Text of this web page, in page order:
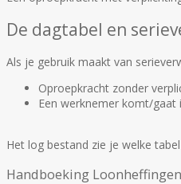
De dagtabel en
Als je gebruik maakt van
Oproepkracht zonder
Een werknemer komt/gaat
Het log bestand zie je welke
Handboeking